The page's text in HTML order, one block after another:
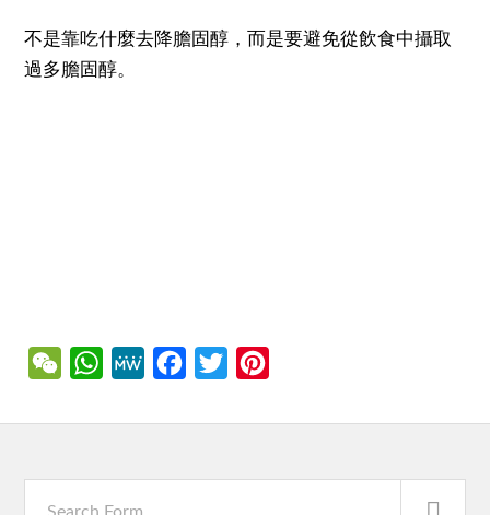
不是靠吃什麼去降膽固醇，而是要避免從飲食中攝取
過多膽固醇。
WeChatWhatsApp
MeWe Facebook
Twitter